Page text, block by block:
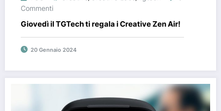
Commenti
Giovedì il TGTech ti regala i Creative Zen Air!
20 Gennaio 2024